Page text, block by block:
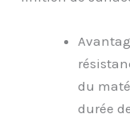
du
durée